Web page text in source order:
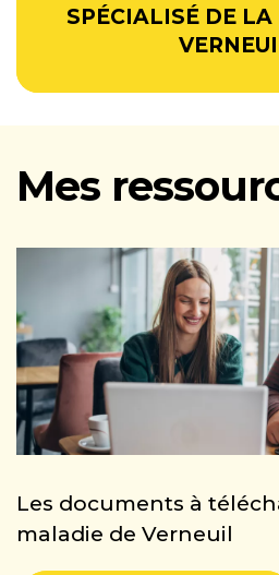
SPÉCIALISÉ DE
Mes
Les documents à
maladie de Verneuil